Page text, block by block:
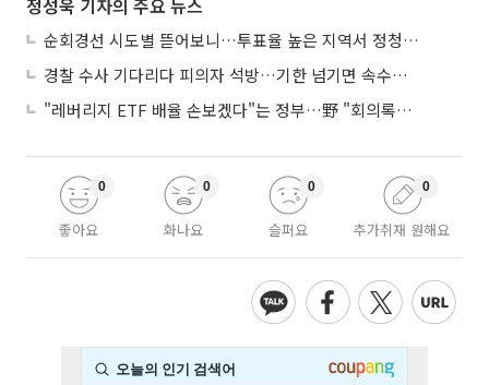
정성욱 기자의 주요 뉴스
순회경선 시도별 뜯어보니…투표율 높은 지역서 정청래 강세
경찰 수사 기다리다 피의자 석방…기한 넘기면 속수무책
"레버리지 ETF 배율 손보겠다"는 정부…野 "회의록부터 내놔야"
좋아요
0
화나요
0
슬퍼요
0
추가취재 원해요
0